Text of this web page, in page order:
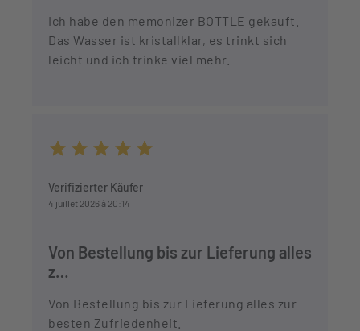
Ich habe den memonizer BOTTLE gekauft.
Das Wasser ist kristallklar, es trinkt sich
leicht und ich trinke viel mehr.
Verifizierter Käufer
4 juillet 2026 à 20:14
Von Bestellung bis zur Lieferung alles
z…
Von Bestellung bis zur Lieferung alles zur
besten Zufriedenheit.